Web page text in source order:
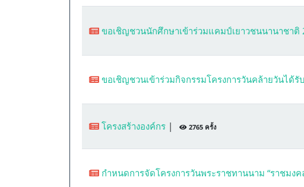
ขอเชิญชวนนักศึกษาเข้าร่วมแคมป์เยาวชนนานาชาติ
ขอเชิญชวนเข้าร่วมกิจกรรมโครงการวันคล้ายวันได้รั
โครงสร้างองค์กร | 2765 ครั้ง
กำหนดการจัดโครงการวันพระราชทานนาม “ราชมงค